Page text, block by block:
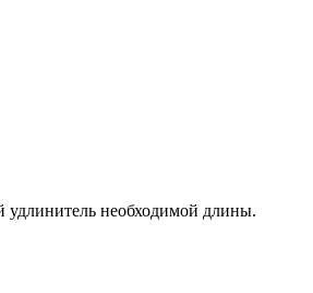
удлинитель необходимой длины.